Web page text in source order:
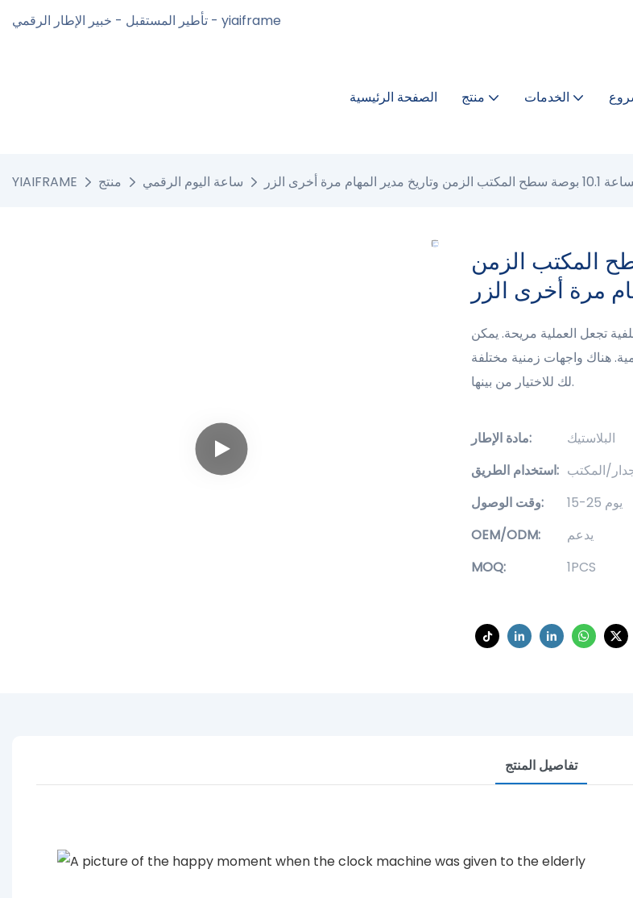
تأطير المستقبل - خبير الإطار الرقمي - yiaiframe
الصفحة الرئيسية منتج الخدمات
YIAIFRAME منتج ساعة اليوم الرقمي مرة أخرى الزر
الساعة 10.1 بوصة سطح المكتب الزمن
مرة أخرى الزر
تجعل العملية مريحة. يمكن
هناك واجهات زمنية مختلفة
لك للاختيار من بينها.
مادة الإطار:
البلاستيك
استخدام الطريق: المكتب
وقت الوصول:
15-25 يوم
OEM/ODM:
يدعم
MOQ:
1PCS
تفاصيل المنتج